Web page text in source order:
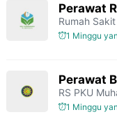
Perawat
Rumah
1 Minggu
Perawat
RS PKU
1 Minggu